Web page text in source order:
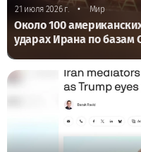
21 июля 2026 г. • Мир
Около 100
ударах Ирана по базам